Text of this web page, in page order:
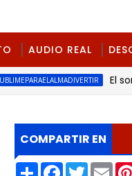
AUDIO REAL
El son
COMPARTIR EN
S
F
T
E